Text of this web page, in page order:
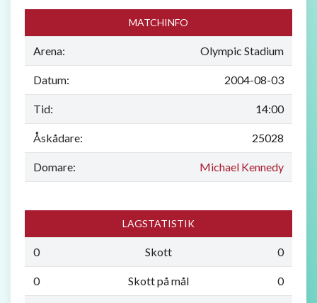
MATCHINFO
Arena: Olympic Stadium
Datum: 2004-08-03
Tid: 14:00
Åskådare: 25028
Domare: Michael Kennedy
LAGSTATISTIK
0 Skott 0
0 Skott på mål 0